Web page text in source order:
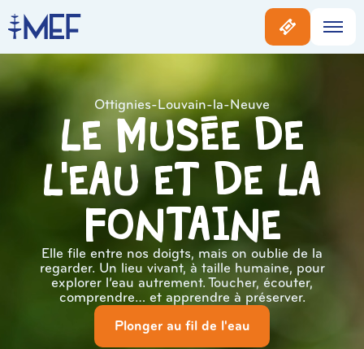
Ottignies-Louvain-la-Neuve
Le musée de
l'eau et de la
Fontaine
Elle file entre nos doigts, mais on oublie de la
regarder. Un lieu vivant, à taille humaine, pour
explorer l’eau autrement. Toucher, écouter,
comprendre… et apprendre à préserver.
Plonger au fil de l'eau